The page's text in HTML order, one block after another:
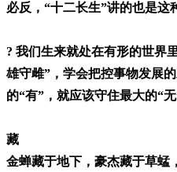
必反，“十二长生”讲的也是这
? 我们生来就处在有形的世界
雄守雌”，学会把控事物发展
的“有”，就应该守住最大的“无
藏
金蝉藏于地下，豪杰藏于草蜢